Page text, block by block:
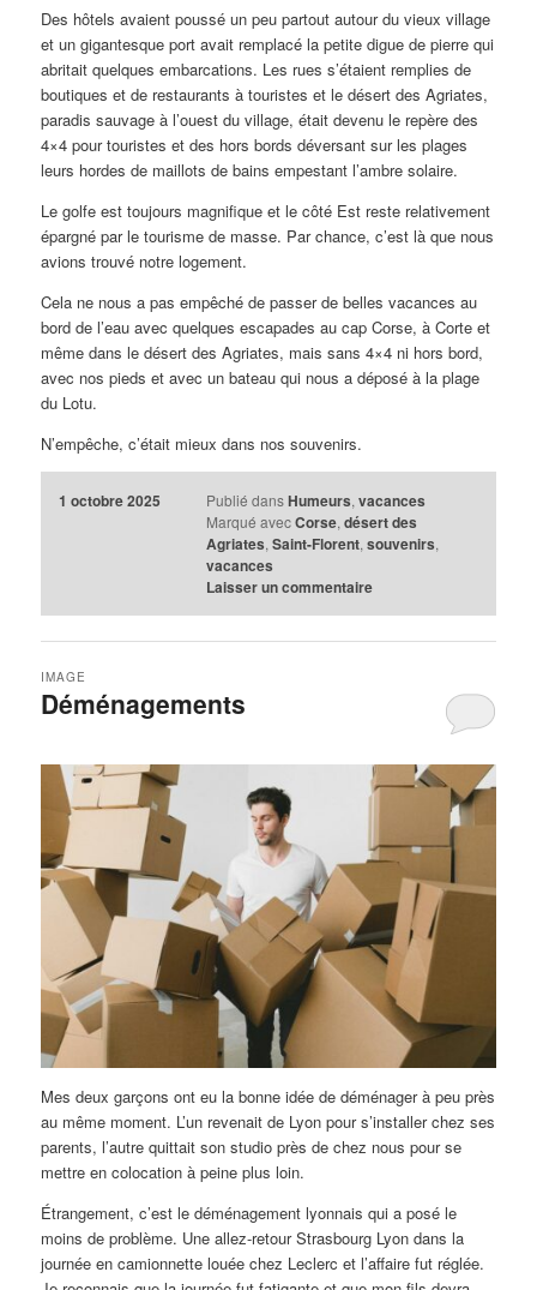
Des hôtels avaient poussé un peu partout autour du vieux village
et un gigantesque port avait remplacé la petite digue de pierre qui
abritait quelques embarcations. Les rues s’étaient remplies de
boutiques et de restaurants à touristes et le désert des Agriates,
paradis sauvage à l’ouest du village, était devenu le repère des
4×4 pour touristes et des hors bords déversant sur les plages
leurs hordes de maillots de bains empestant l’ambre solaire.
Le golfe est toujours magnifique et le côté Est reste relativement
épargné par le tourisme de masse. Par chance, c’est là que nous
avions trouvé notre logement.
Cela ne nous a pas empêché de passer de belles vacances au
bord de l’eau avec quelques escapades au cap Corse, à Corte et
même dans le désert des Agriates, mais sans 4×4 ni hors bord,
avec nos pieds et avec un bateau qui nous a déposé à la plage
du Lotu.
N’empêche, c’était mieux dans nos souvenirs.
1 octobre 2025 Publié dans Humeurs, vacances
Marqué avec Corse, désert des
Agriates, Saint-Florent, souvenirs,
vacances
Laisser un commentaire
Déménagements
IMAGE
Mes deux garçons ont eu la bonne idée de déménager à peu près
au même moment. L’un revenait de Lyon pour s’installer chez ses
parents, l’autre quittait son studio près de chez nous pour se
mettre en colocation à peine plus loin.
Étrangement, c’est le déménagement lyonnais qui a posé le
moins de problème. Une allez-retour Strasbourg Lyon dans la
journée en camionnette louée chez Leclerc et l’affaire fut réglée.